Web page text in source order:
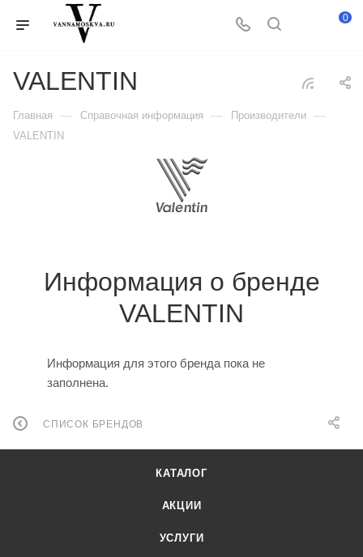
0
VALENTIN
Главная — Справочная информация — Производители —
VALENTIN
Информация о бренде
VALENTIN
Информация для этого бренда пока не
заполнена.
СПИСОК БРЕНДОВ
КАТАЛОГ
АКЦИИ
УСЛУГИ